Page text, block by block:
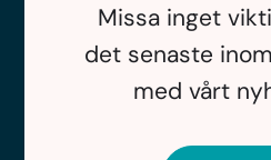
Missa inget
det senaste
med vårt